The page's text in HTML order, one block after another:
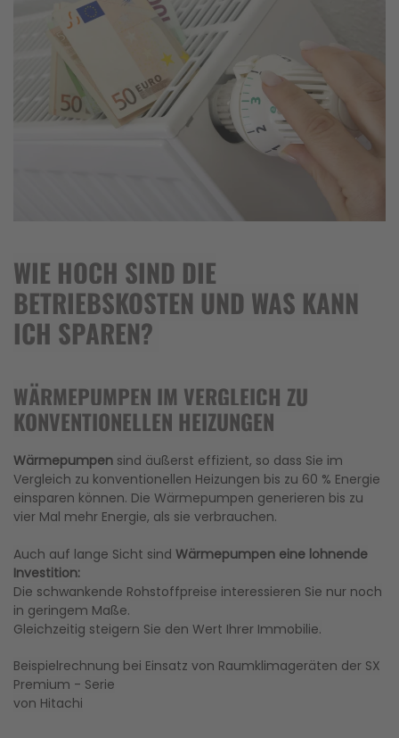
WIE HOCH SIND DIE
BETRIEBSKOSTEN UND WAS KANN
ICH SPAREN?
WÄRMEPUMPEN IM VERGLEICH ZU
KONVENTIONELLEN HEIZUNGEN
Wärmepumpen sind äußerst effizient, so dass Sie im
Vergleich zu konventionellen Heizungen bis zu 60 % Energie
einsparen können. Die Wärmepumpen generieren bis zu
vier Mal mehr Energie, als sie verbrauchen.
Auch auf lange Sicht sind Wärmepumpen eine lohnende
Investition:
Die schwankende Rohstoffpreise interessieren Sie nur noch
in geringem Maße.
Gleichzeitig steigern Sie den Wert Ihrer Immobilie.
Beispielrechnung bei Einsatz von Raumklimageräten der SX
Premium - Serie
von Hitachi